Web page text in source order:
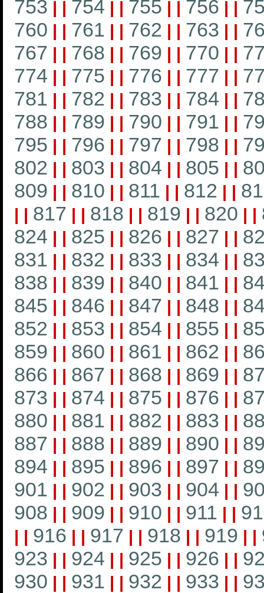
753 | | 754 | | 755 | | 756 | |
760 | | 761 | | 762 | | 763 | |
767 | | 768 | | 769 | | 770 | |
774 | | 775 | | 776 | | 777 | |
781 | | 782 | | 783 | | 784 | |
788 | | 789 | | 790 | | 791 | |
795 | | 796 | | 797 | | 798 | |
802 | | 803 | | 804 | | 805 | |
809 | | 810 | | 811 | | 812 | |
| | 817 | | 818 | | 819 | | 820 | |
824 | | 825 | | 826 | | 827 | |
831 | | 832 | | 833 | | 834 | |
838 | | 839 | | 840 | | 841 | |
845 | | 846 | | 847 | | 848 | |
852 | | 853 | | 854 | | 855 | |
859 | | 860 | | 861 | | 862 | |
866 | | 867 | | 868 | | 869 | |
873 | | 874 | | 875 | | 876 | |
880 | | 881 | | 882 | | 883 | |
887 | | 888 | | 889 | | 890 | |
894 | | 895 | | 896 | | 897 | |
901 | | 902 | | 903 | | 904 | |
908 | | 909 | | 910 | | 911 | |
| | 916 | | 917 | | 918 | | 919 | |
923 | | 924 | | 925 | | 926 | |
930 | | 931 | | 932 | | 933 | |